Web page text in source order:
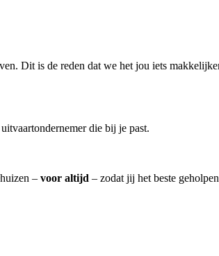
Dit is de reden dat we het jou iets
die bij je past.
– voor altijd – zodat jij het beste